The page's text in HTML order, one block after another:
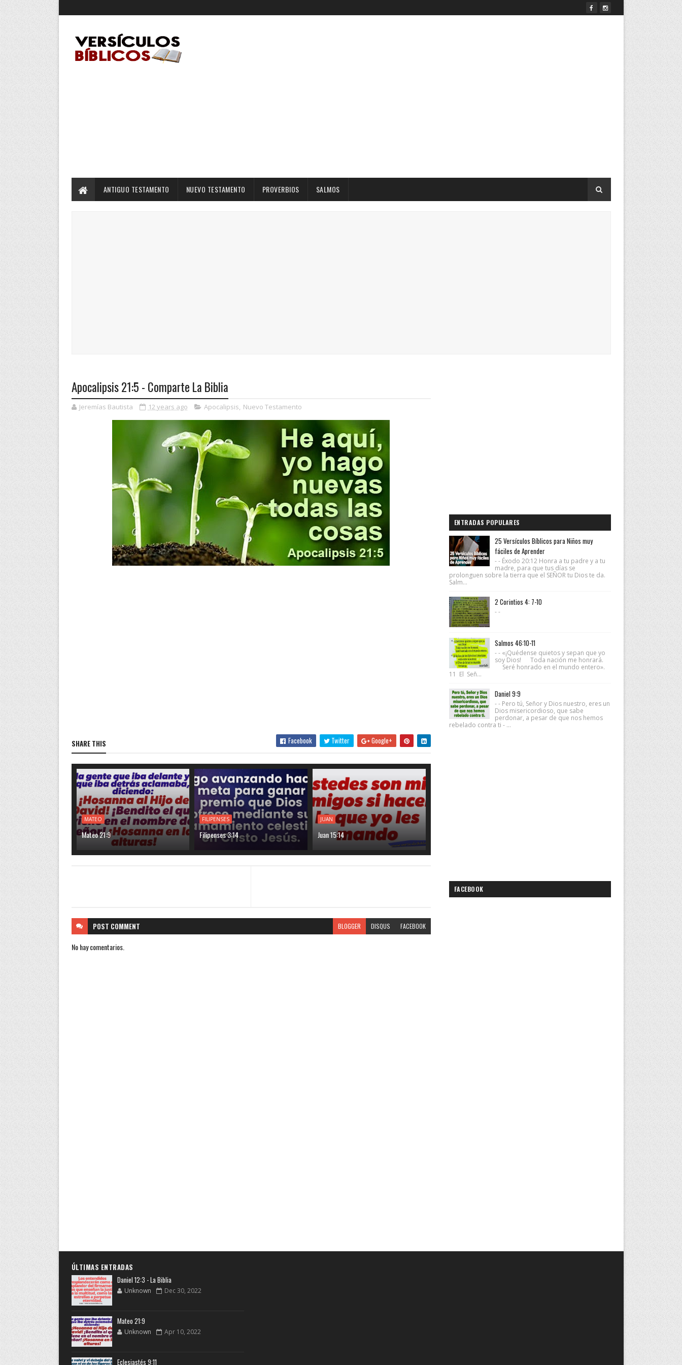
ANTIGUO TESTAMENTO NUEVO TESTAMENTO PROVERBIOS SALMOS
Apocalipsis 21:5 - Comparte La Biblia
Jeremías Bautista 12 years ago Apocalipsis, Nuevo Testamento
SHARE THIS Facebook Twitter Google+
MATEO
Mateo 21:9
FILIPENSES
Filipenses 3:14
JUAN
Juan 15:14
POST COMMENT BLOGGER DISQUS FACEBOOK
No hay comentarios.
ENTRADAS POPULARES
25 Versículos Bíblicos para Niños muy
fáciles de Aprender
- - Éxodo 20:12 Honra a tu padre y a tu
madre, para que tus días se
prolonguen sobre la tierra que el SEÑOR tu Dios te da.
Salm...
2 Corintios 4: 7-10
- -
Salmos 46:10-11
- - «¡Quédense quietos y sepan que yo
soy Dios! Toda nación me honrará.
Seré honrado en el mundo entero».
11 El Señ...
Daniel 9:9
- - Pero tú, Señor y Dios nuestro, eres un
Dios misericordioso, que sabe
perdonar, a pesar de que nos hemos
rebelado contra ti - ...
FACEBOOK
ÚLTIMAS ENTRADAS
Daniel 12:3 - La Biblia
Unknown Dec 30, 2022
Mateo 21:9
Unknown Apr 10, 2022
Eclesiastés 9:11